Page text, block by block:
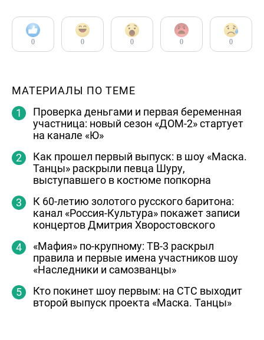
0 0 0 0 0
МАТЕРИАЛЫ ПО ТЕМЕ
Проверка деньгами и первая беременная
участница: новый сезон «ДОМ-2» стартует
на канале «Ю»
Как прошел первый выпуск: в шоу «Маска.
Танцы» раскрыли певца Шуру,
выступавшего в костюме попкорна
К 60-летию золотого русского баритона:
канал «Россия-Культура» покажет записи
концертов Дмитрия Хворостовского
«Мафия» по-крупному: ТВ-3 раскрыл
правила и первые имена участников шоу
«Наследники и самозванцы»
Кто покинет шоу первым: на СТС выходит
второй выпуск проекта «Маска. Танцы»